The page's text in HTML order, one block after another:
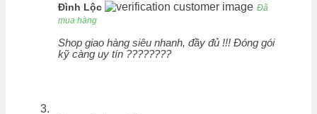
Ðình Lộc
Đã
mua hàng
Shop giao hàng siêu nhanh, đầy đủ !!! Đóng gói
kỹ càng uy tín ????????